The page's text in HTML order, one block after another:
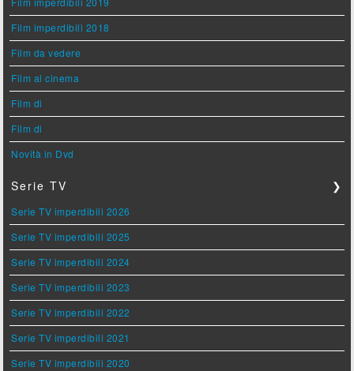
Film imperdibili 2018
Film da vedere
Film al cinema
Film di
Film di
Novità in Dvd
Serie TV ❯
Serie TV imperdibili 2026
Serie TV imperdibili 2025
Serie TV imperdibili 2024
Serie TV imperdibili 2023
Serie TV imperdibili 2022
Serie TV imperdibili 2021
Serie TV imperdibili 2020